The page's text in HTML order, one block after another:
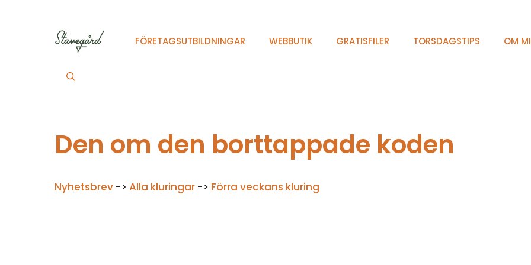
FÖRETAGSUTBILDNINGAR WEBBUTIK GRATISFILER TORSDAGSTIPS OM
Den om den borttappade koden
Nyhetsbrev -> Alla kluringar -> Förra veckans kluring